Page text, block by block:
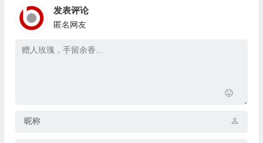
发表评论
匿名网友
昵称